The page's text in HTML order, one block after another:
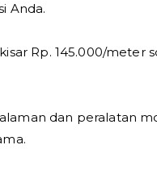
Anda.
Rp. 145.000/meter
dan peralatan